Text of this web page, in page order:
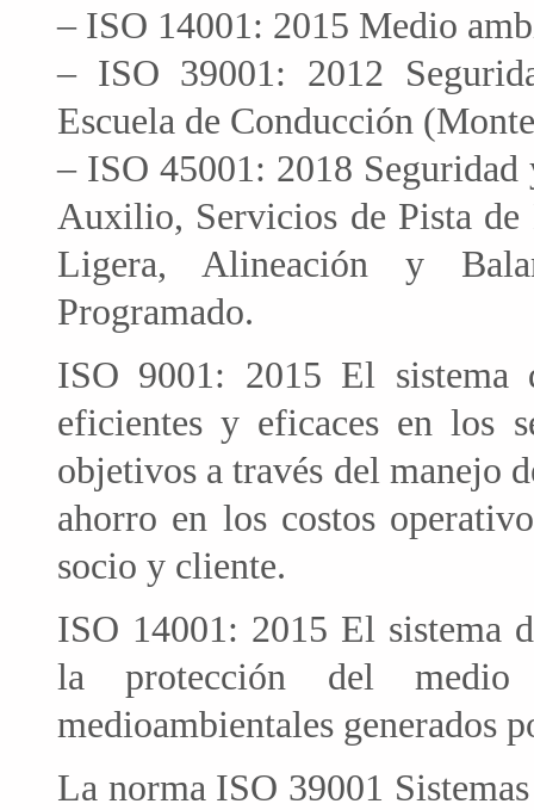
– ISO 14001: 2015 Medio
– ISO 39001: 2012
Escuela de Conducción
– ISO 45001: 2018
Auxilio, Servicios de Pista de
Ligera, Alineación y
Programado.
ISO 9001: 2015 El sistema
eficientes y eficaces en los
objetivos a través del manejo
ahorro en los costos
socio y cliente.
ISO 14001: 2015 El sistema
la protección del medio
medioambientales generados
La norma ISO 39001